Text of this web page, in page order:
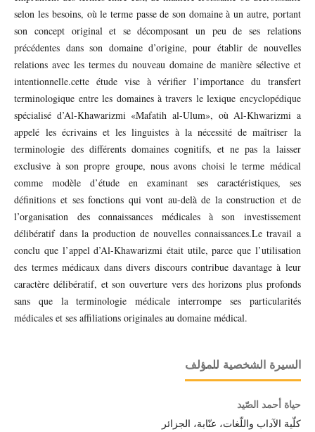
selon les besoins, où le terme passe de son domaine à un autre, portant
son concept original et se décomposant un peu de ses relations
précédentes dans son domaine d’origine, pour établir de nouvelles
relations avec les termes du nouveau domaine de manière sélective et
intentionnelle.cette étude vise à vérifier l’importance du transfert
terminologique entre les domaines à travers le lexique encyclopédique
spécialisé d’Al-Khawarizmi «Mafatih al-Ulum», où Al-Khwarizmi a
appelé les écrivains et les linguistes à la nécessité de maîtriser la
terminologie des différents domaines cognitifs, et ne pas la laisser
exclusive à son propre groupe, nous avons choisi le terme médical
comme modèle d’étude en examinant ses caractéristiques, ses
définitions et ses fonctions qui vont au-delà de la construction et de
l’organisation des connaissances médicales à son investissement
délibératif dans la production de nouvelles connaissances.Le travail a
conclu que l’appel d’Al-Khawarizmi était utile, parce que l’utilisation
des termes médicaux dans divers discours contribue davantage à leur
caractère délibératif, et son ouverture vers des horizons plus profonds
sans que la terminologie médicale interrompe ses particularités
médicales et ses affiliations originales au domaine médical.
السيرة الشخصية للمؤلف
حياة أحمد الصّيد
كلّية الآداب واللّغات، عنّابة، الجزائر